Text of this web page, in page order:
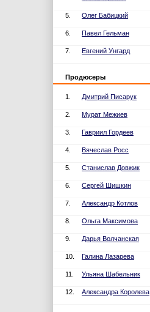
5. Олег Бабицкий
6. Павел Гельман
7. Евгений Унгард
Продюсеры
1. Дмитрий Писарук
2. Мурат Межиев
3. Гавриил Гордеев
4. Вячеслав Росс
5. Станислав Довжик
6. Сергей Шишкин
7. Александр Котлов
8. Ольга Максимова
9. Дарья Волчанская
10. Галина Лазарева
11. Ульяна Шабельник
12. Александра Королева